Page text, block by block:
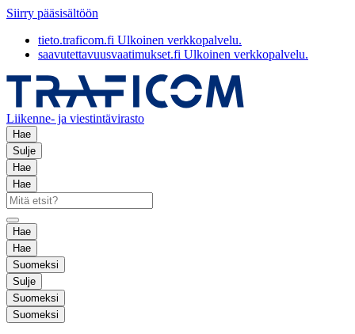
Siirry pääsisältöön
tieto.traficom.fi Ulkoinen verkkopalvelu.
saavutettavuusvaatimukset.fi Ulkoinen verkkopalvelu.
Liikenne- ja viestintävirasto
Hae
Sulje
Hae
Hae
Hae
Hae
Suomeksi
Sulje
Suomeksi
Suomeksi